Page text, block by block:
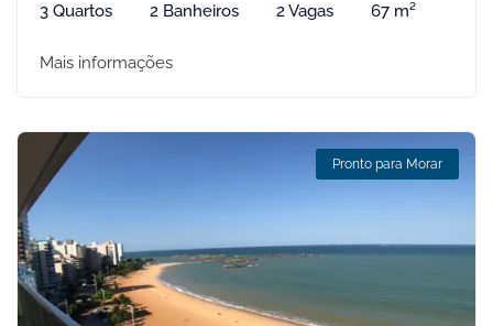
3 Quartos 2 Banheiros 2 Vagas 67 m²
Mais informações
Pronto para Morar